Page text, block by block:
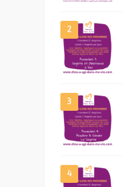
2
3
4